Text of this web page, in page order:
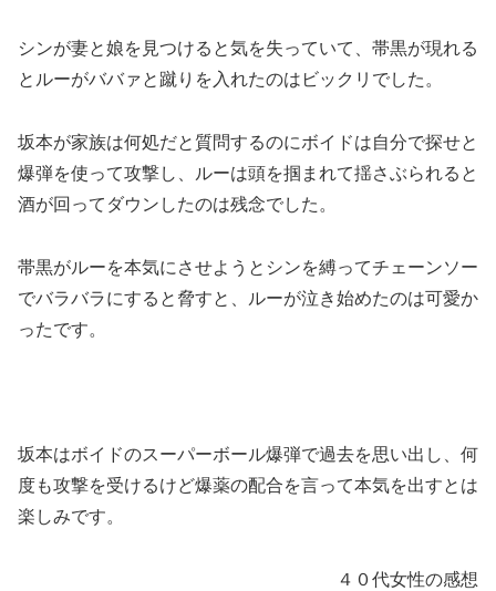
シンが妻と娘を見つけると気を失っていて、帯黒が現れる
とルーがババァと蹴りを入れたのはビックリでした。
坂本が家族は何処だと質問するのにボイドは自分で探せと
爆弾を使って攻撃し、ルーは頭を掴まれて揺さぶられると
酒が回ってダウンしたのは残念でした。
帯黒がルーを本気にさせようとシンを縛ってチェーンソー
でバラバラにすると脅すと、ルーが泣き始めたのは可愛か
ったです。
坂本はボイドのスーパーボール爆弾で過去を思い出し、何
度も攻撃を受けるけど爆薬の配合を言って本気を出すとは
楽しみです。
４０代女性の感想